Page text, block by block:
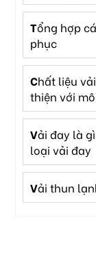
tổng hợp các loại vải thường dùng làm đồng
phục
chất liệu vải may áo thun đồng phục thân
thiện với
vải đay là gì? đặc điểm và ứng dụng của các
loại vải đay
vải thun